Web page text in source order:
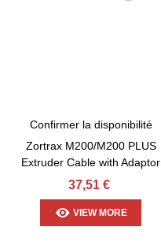
Confirmer la disponibilité
Zortrax M200/M200 PLUS
Extruder Cable with Adaptor
37,51 €
VIEW MORE